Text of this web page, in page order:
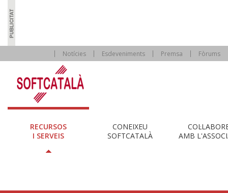
Notícies Esdeveniments Premsa Fòrums
RECURSOS
I SERVEIS
CONEIXEU
SOFTCATALÀ
AMB